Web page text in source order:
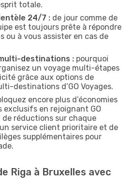
totale.
24/7 : de jour comme de
est toujours prête à répondre
ou à vous assister en cas de
destinations : pourquoi
un voyage multi-étapes
grâce aux options de
destinations d’GO Voyages.
encore plus d’économies
exclusifs en rejoignant GO
de réductions sur chaque
service client prioritaire et de
supplémentaires pour
Riga à Bruxelles avec